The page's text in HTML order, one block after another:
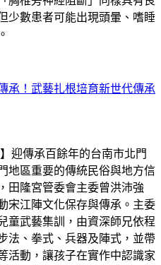
少數患者可能出現頭暈、嗜睡
承！武藝扎根培育新世代傳承
迎傳承百餘年的台南市北門
地區重要的傳統民俗與地方信
田隆宮管委會主委曾洪沛強
宋江陣文化保存與傳承。主委
童武藝集訓，由資深師兄依程
法、拳式、兵器及陣式，並帶
活動，讓孩子在實作中認識家